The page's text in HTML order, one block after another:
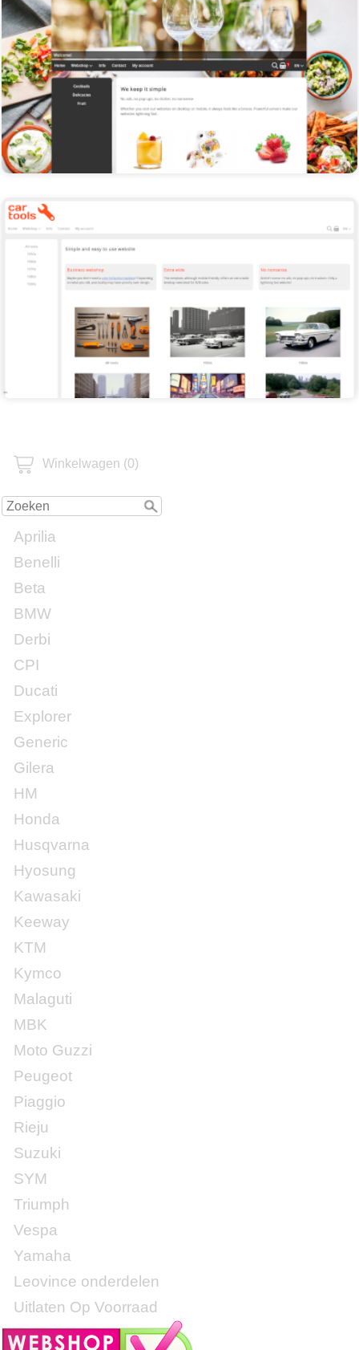
Winkelwagen (0)
Aprilia
Benelli
Beta
BMW
Derbi
CPI
Ducati
Explorer
Generic
Gilera
HM
Honda
Husqvarna
Hyosung
Kawasaki
Keeway
KTM
Kymco
Malaguti
MBK
Moto Guzzi
Peugeot
Piaggio
Rieju
Suzuki
SYM
Triumph
Vespa
Yamaha
Leovince onderdelen
Uitlaten Op Voorraad